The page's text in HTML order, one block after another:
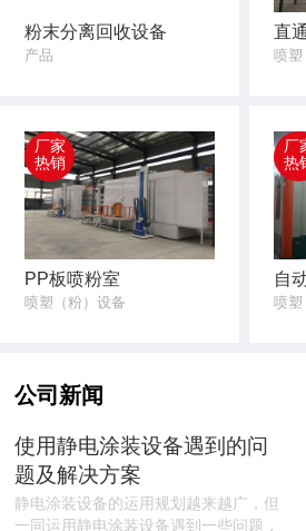
粉末分离回收设备
产品
直
喷塑
厂家
热销
PP板喷粉室
喷塑（粉）设备
厂
热
自
喷塑
公司新闻
使用静电涂装设备遇到的问
题及解决方案
静电涂装设备的运用规划越来越广，但
一同运用静电涂装设备遇到一些问题，